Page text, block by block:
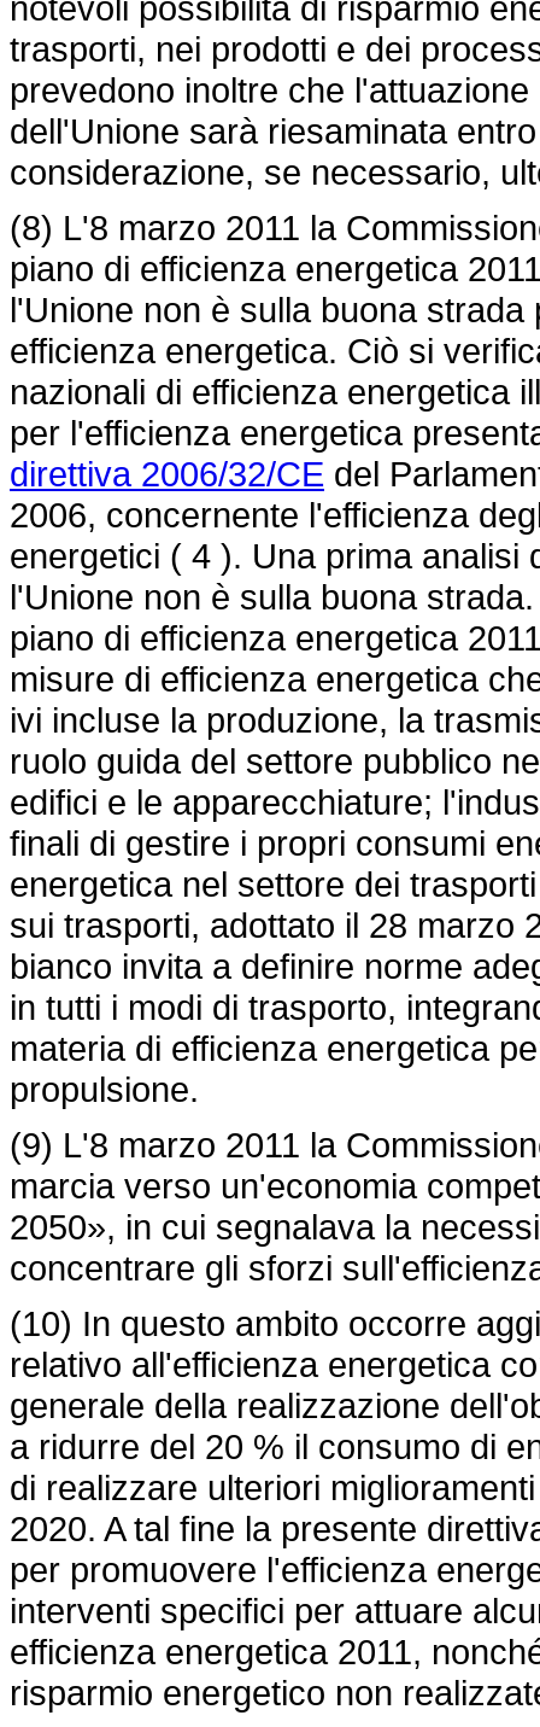
trasporti, nei prodotti e dei
prevedono inoltre che
dell'Unione sarà riesaminata
considerazione, se necessario,
(8) L'8 marzo 2011 la
piano di efficienza energetica
l'Unione non è sulla buona
efficienza energetica. Ciò si
nazionali di efficienza energetica
per l'efficienza energetica
direttiva 2006/32/CE del
2006, concernente l'efficienza
energetici ( 4 ). Una prima
l'Unione non è sulla buona
piano di efficienza energetica
misure di efficienza energetica
ivi incluse la produzione, la
ruolo guida del settore pubblico
edifici e le apparecchiature;
finali di gestire i propri consumi
energetica nel settore dei
sui trasporti, adottato il 28 marzo
bianco invita a definire norme
in tutti i modi di trasporto,
materia di efficienza energetica
propulsione.
(9) L'8 marzo 2011 la
marcia verso un'economia
2050», in cui segnalava la
concentrare gli sforzi
(10) In questo ambito occorre
relativo all'efficienza energetica
generale della realizzazione
a ridurre del 20 % il consumo di
di realizzare ulteriori
2020. A tal fine la presente
per promuovere l'efficienza
interventi specifici per attuare
efficienza energetica 2011,
risparmio energetico non